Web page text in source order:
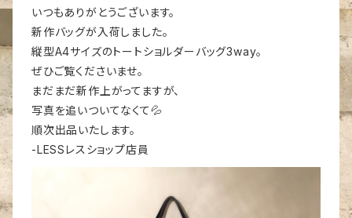
いつもありがとうございます。
新作バッグが入荷しました。
縦型A4サイズのトートショルダーバッグ3way。
ぜひご覧くださいませ。
まだまだ新作上がってますが、
写真を追いついてなくて💦
順次出品いたします。
-LESSレスショップ店員